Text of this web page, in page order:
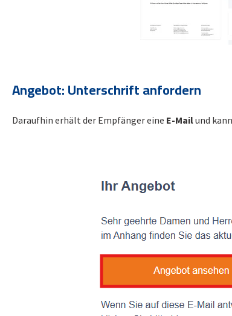
Angebot: Unterschrift anfordern
Daraufhin erhält der Empfänger eine E-Mailund